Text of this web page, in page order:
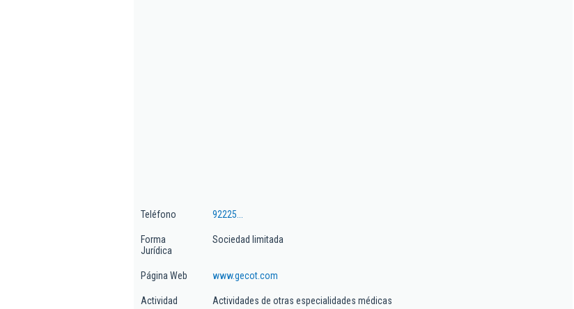
Teléfono 92225...
Forma
Jurídica
Sociedad limitada
Página Web www.gecot.com
Actividad Actividades de otras especialidades médicas